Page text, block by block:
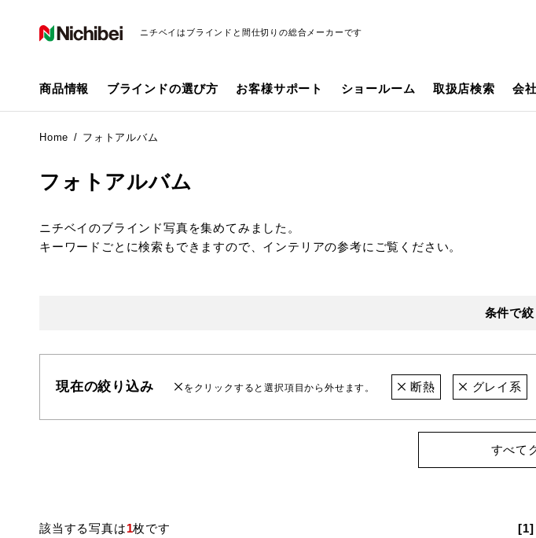
ニチベイはブラインドと間仕切りの総合メーカーです
商品情報 ブラインドの選び方 お客様サポート ショールーム 取扱店検索 会
Home フォトアルバム
フォトアルバム
ニチベイのブラインド写真を集めてみました。
キーワードごとに検索もできますので、インテリアの参考にご覧ください。
条件で
現在の絞り込み をクリックすると選択項目から外せます。 断熱 グレイ系
すべて
該当する写真は1枚です [1]